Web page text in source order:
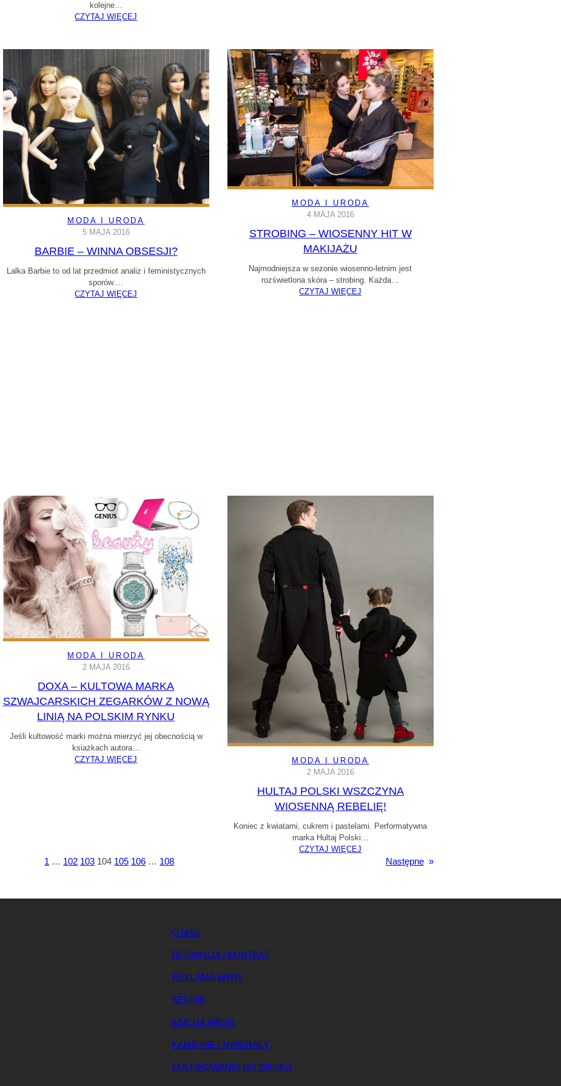
kolejne…
CZYTAJ WIĘCEJ
MODA I URODA
5 MAJA 2016
BARBIE – WINNA OBSESJI?
Lalka Barbie to od lat przedmiot analiz i feministycznych
sporów.…
CZYTAJ WIĘCEJ
MODA I URODA
4 MAJA 2016
STROBING – WIOSENNY HIT W
MAKIJAŻU
Najmodniejsza w sezonie wiosenno-letnim jest
rozświetlona skóra – strobing. Każda…
CZYTAJ WIĘCEJ
MODA I URODA
2 MAJA 2016
DOXA – KULTOWA MARKA
SZWAJCARSKICH ZEGARKÓW Z NOWĄ
LINIĄ NA POLSKIM RYNKU
Jeśli kultowość marki można mierzyć jej obecnością w
ksiażkach autora…
CZYTAJ WIĘCEJ
MODA I URODA
2 MAJA 2016
HULTAJ POLSKI WSZCZYNA
WIOSENNĄ REBELIĘ!
Koniec z kwiatami, cukrem i pastelami. Performatywna
marka Hultaj Polski…
CZYTAJ WIĘCEJ
1 … 102 103 104 105 106 … 108 Następne »
O NAS
REDAKCJA / KONTAKT
REKLAMA WWW
SENNIK
KSIĘGA IMION
KAMIENIE I MINERAŁY
KOLOROWANKI DO DRUKU